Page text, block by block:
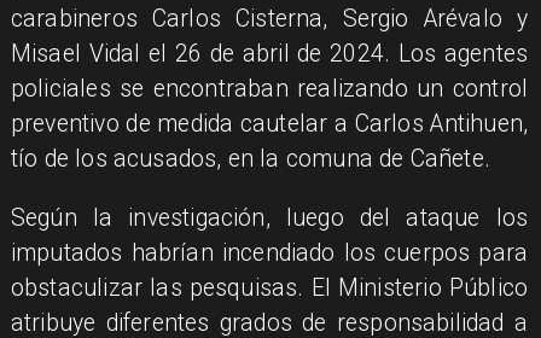
carabineros Carlos Cisterna, Sergio Arévalo y
Misael Vidal el 26 de abril de 2024. Los agentes
policiales se encontraban realizando un control
preventivo de medida cautelar a Carlos Antihuen,
tío de los acusados, en la comuna de Cañete.
Según la investigación, luego del ataque los
imputados habrían incendiado los cuerpos para
obstaculizar las pesquisas. El Ministerio Público
atribuye diferentes grados de responsabilidad a